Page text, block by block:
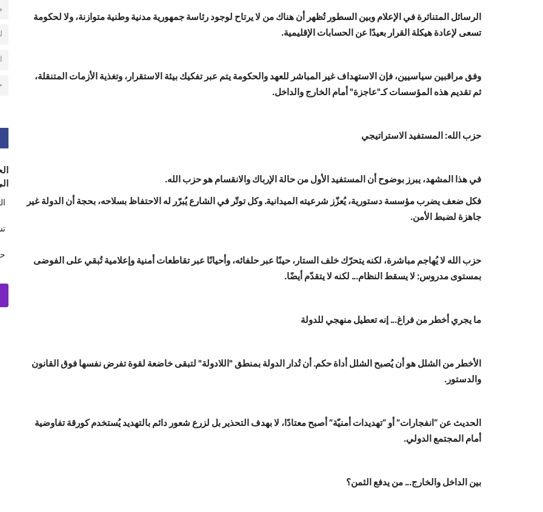
الرسائل المتناثرة في الإعلام وبين السطور تُظهر أن هناك من لا يرتاح لوجود رئاسة جمهورية مدنية وطنية متوازنة، ولا لحكومة
تسعى لإعادة هيكلة القرار بعيدًا عن الحسابات الإقليمية.
وفق مراقبين سياسيين، فإن الاستهداف غير المباشر للعهد والحكومة يتم عبر تفكيك بيئة الاستقرار، وتغذية الأزمات المتنقلة،
ثم تقديم هذه المؤسسات كـ"عاجزة" أمام الخارج والداخل.
حزب الله: المستفيد الاستراتيجي
في هذا المشهد، يبرز بوضوح أن المستفيد الأول من حالة الإرباك والانقسام هو حزب الله.
فكل ضعف يضرب مؤسسة دستورية، يُعزّز شرعيته الميدانية. وكل توتّر في الشارع يُبرّر له الاحتفاظ بسلاحه، بحجة أن الدولة غير
جاهزة لضبط الأمن.
حزب الله لا يُهاجم مباشرة، لكنه يتحرّك خلف الستار، حينًا عبر حلفائه، وأحيانًا عبر تقاطعات أمنية وإعلامية تُبقي على الفوضى
بمستوى مدروس: لا يسقط النظام... لكنه لا يتقدّم أيضًا.
ما يجري أخطر من فراغ... إنه تعطيل منهجي للدولة
الأخطر من الشلل هو أن يُصبح الشلل أداة حكم. أن تُدار الدولة بمنطق "اللادولة" لتبقى خاضعة لقوة تفرض نفسها فوق القانون
والدستور.
الحديث عن “انفجارات” أو “تهديدات أمنيّة” أصبح معتادًا، لا بهدف التحذير بل لزرع شعور دائم بالتهديد يُستخدم كورقة تفاوضية
أمام المجتمع الدولي.
بين الداخل والخارج... من يدفع الثمن؟